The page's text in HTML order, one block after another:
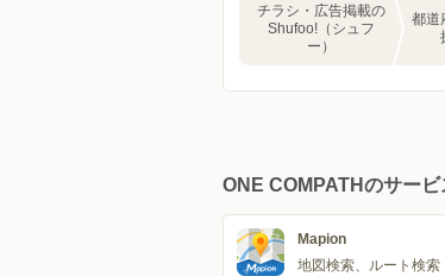
チラシ・広告掲載の
Shufoo!（シュフ
ー）
都道
ONE COMPATHのサービ
Mapion
地図検索、ルート検索